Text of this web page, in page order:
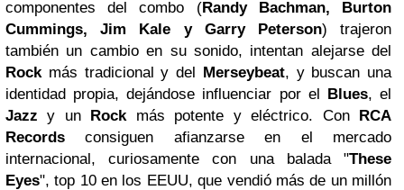
componentes del combo (Randy Bachman, Burton
Cummings, Jim Kale y Garry Peterson) trajeron
también un cambio en su sonido, intentan alejarse del
Rockmás tradicional y del Merseybeat, y buscan una
identidad propia, dejándose influenciar por el Blues, el
Jazz y un Rockmás potente y eléctrico. Con RCA
Records consiguen afianzarse en el mercado
internacional, curiosamente con una balada "These
Eyes", top 10 en los EEUU, que vendió más de un millón